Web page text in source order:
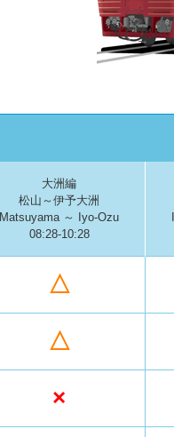
大洲編
松山～伊予大洲
Matsuyama ～ Iyo-Ozu
08:28-10:28
△
△
×